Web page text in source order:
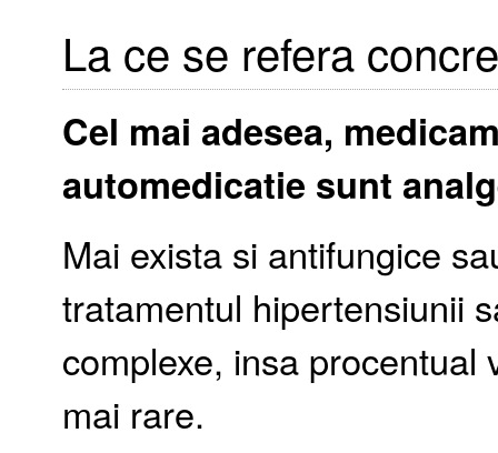
La ce se refera
Cel mai adesea,
automedicatie sunt
Mai exista si antifungice
tratamentul hipertensiunii
complexe, insa
mai rare.